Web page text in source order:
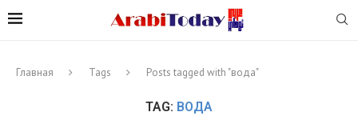
Главная Tags Posts tagged with "вода"
TAG: ВОДА